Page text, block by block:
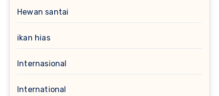
Hewan santai
ikan hias
Internasional
International